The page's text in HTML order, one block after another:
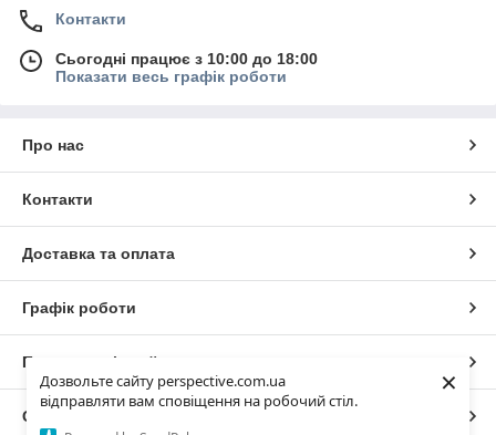
Дозвольте сайту perspective.com.ua
відправляти вам сповіщення на робочий стіл.
×
Контакти
Сьогодні працює з 10:00 до 18:00
Показати весь графік роботи
Про нас
Контакти
Доставка та оплата
Графік роботи
Повна версія сайту
Сайт створено на маркетплейсі